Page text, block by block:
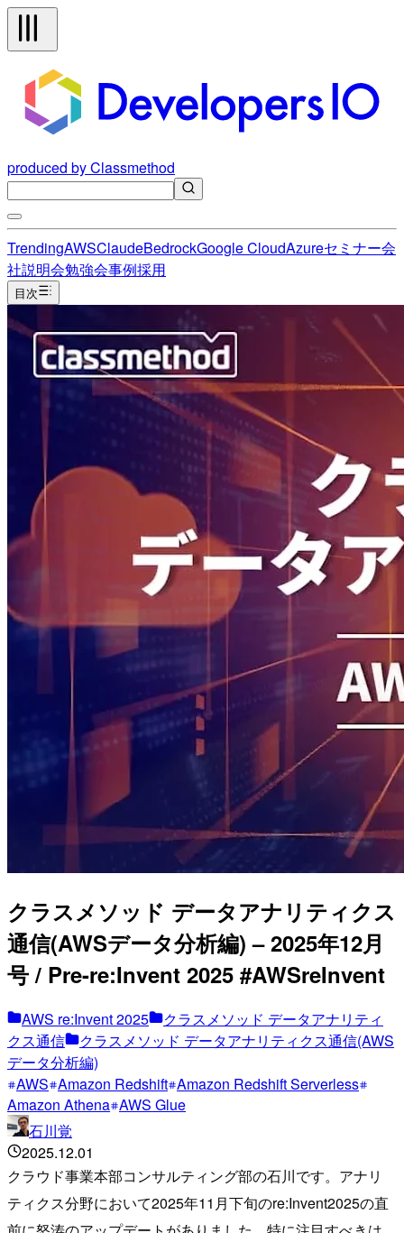
produced by Classmethod
TrendingAWSClaudeBedrockGoogle CloudAzureセミナー会
社説明会勉強会事例採用
目次
クラスメソッド データアナリティクス
通信(AWSデータ分析編) – 2025年12月
号 / Pre-re:Invent 2025 #AWSreInvent
AWS re:Invent 2025
クラスメソッド データアナリティ
クス通信
クラスメソッド データアナリティクス通信(AWS
データ分析編)
AWS Amazon Redshift Amazon Redshift Serverless
Amazon Athena AWS Glue
石川覚
2025.12.01
クラウド事業本部コンサルティング部の石川です。アナリ
ティクス分野において2025年11月下旬のre:Invent2025の直